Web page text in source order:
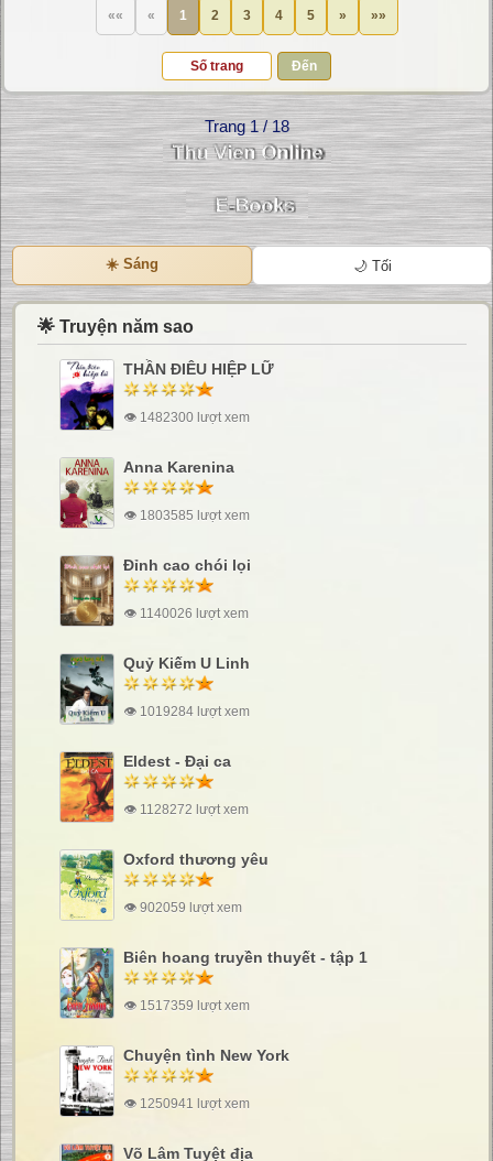
«« « 1 2 3 4 5 » »»
Đến
Trang 1 / 18
☀️ Sáng 🌙 Tối
🌟 Truyện năm sao
THẦN ĐIÊU HIỆP LỮ
👁 1482300 lượt xem
Anna Karenina
👁 1803585 lượt xem
Đỉnh cao chói lọi
👁 1140026 lượt xem
Quỷ Kiếm U Linh
👁 1019284 lượt xem
Eldest - Đại ca
👁 1128272 lượt xem
Oxford thương yêu
👁 902059 lượt xem
Biên hoang truyền thuyết - tập 1
👁 1517359 lượt xem
Chuyện tình New York
👁 1250941 lượt xem
Võ Lâm Tuyệt địa